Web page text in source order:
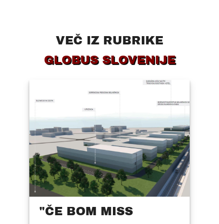
VEČ IZ RUBRIKE
GLOBUS SLOVENIJE
"ČE BOM MISS